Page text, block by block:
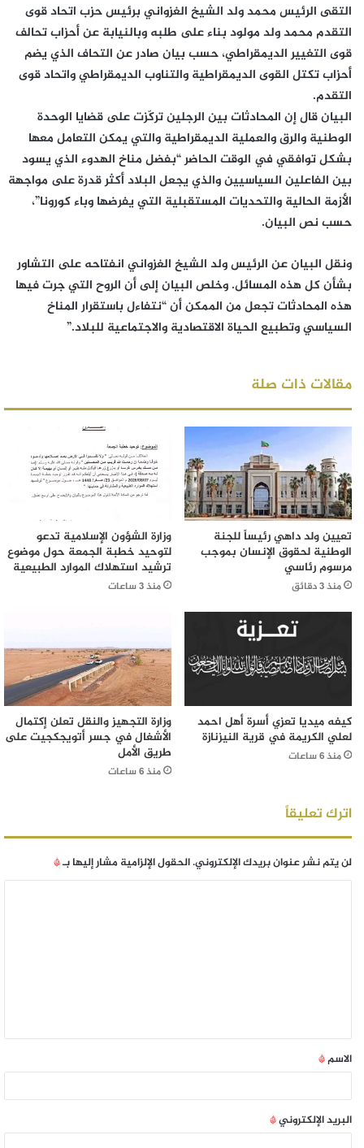
التقى الرئيس محمد ولد الشيخ الغزواني برئيس حزب اتحاد قوى
التقدم محمد ولد مولود بناء على طلبه وبالنيابة عن أحزاب تحالف
قوى التغيير الديمقراطي، حسب بيان صادر عن التحاف الذي يضم
أحزاب تكتل القوى الديمقراطية والتناوب الديمقراطي واتحاد قوى
التقدم.
البيان قال إن المحادثات بين الرجلين تركّزت على قضايا الوحدة
الوطنية والرق والعملية الديمقراطية والتي يمكن التعامل معها
بشكل توافقي في الوقت الحاضر “بفضل مناخ الهدوء الذي يسود
بين الفاعلين السياسيين والذي يجعل البلاد أكثر قدرة على مواجهة
الأزمة الحالية والتحديات المستقبلية التي يفرضها وباء كورونا”،
حسب نص البيان.
ونقل البيان عن الرئيس ولد الشيخ الغزواني انفتاحه على التشاور
بشأن كل هذه المسائل. وخلص البيان إلى أن الروح التي جرت فيها
هذه المحادثات تجعل من الممكن أن “نتفاءل باستقرار المناخ
السياسي وتطبيع الحياة الاقتصادية والاجتماعية للبلاد.”
مقالات ذات صلة
تعيين ولد داهي رئيساً للجنة
الوطنية لحقوق الإنسان بموجب
مرسوم رئاسي
منذ 3 دقائق
وزارة الشؤون الإسلامية تدعو
لتوحيد خطبة الجمعة حول موضوع
ترشيد استهلاك الموارد الطبيعية
منذ 3 ساعات
كيفه ميديا تعزي أسرة أهل احمد
لعلي الكريمة في قرية النيزنازة
منذ 6 ساعات
وزارة التجهيز والنقل تعلن إكتمال
الأشغال في جسر أتويجكجيت على
طريق الأمل
منذ 6 ساعات
اترك تعليقاً
لن يتم نشر عنوان بريدك الإلكتروني.الحقول الإلزامية مشار إليها بـ*
الاسم*
البريد الإلكتروني*